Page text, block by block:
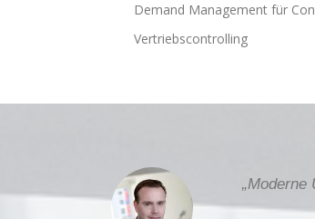
Demand Management für
Vertriebscontrolling
„Moderne